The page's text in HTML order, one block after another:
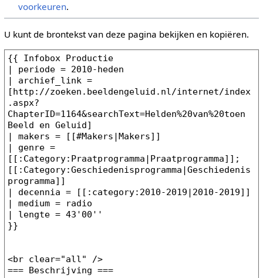
voorkeuren.
U kunt de brontekst van deze pagina bekijken en kopiëren.